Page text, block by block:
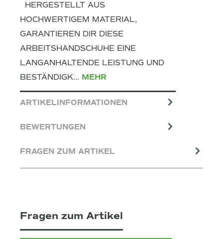
HERGESTELLT AUS
HOCHWERTIGEM MATERIAL,
GARANTIEREN DIR DIESE
ARBEITSHANDSCHUHE EINE
LANGANHALTENDE LEISTUNG UND
BESTÄNDIGK… MEHR
ARTIKELINFORMATIONEN
BEWERTUNGEN
FRAGEN ZUM ARTIKEL
Fragen zum Artikel